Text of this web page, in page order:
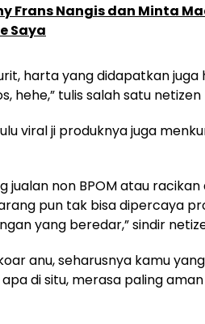
Frans Nangis dan Minta
Saya
harta yang didapatkan
hehe,” tulis salah satu
viral ji produknya juga
jualan non BPOM atau
pun tak bisa dipercaya
yang beredar,” sindir
anu, seharusnya kamu
di situ, merasa paling